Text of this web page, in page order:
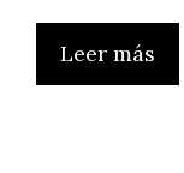
Leer más